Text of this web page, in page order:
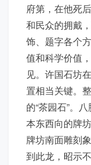
府第，在他死
和民众的拥戴
饰、题字各个
值和科学价值
见。许国石坊
置相当关键。
的“茶园石”。
本东西向的牌
牌坊南面雕刻
到此龙，昭示